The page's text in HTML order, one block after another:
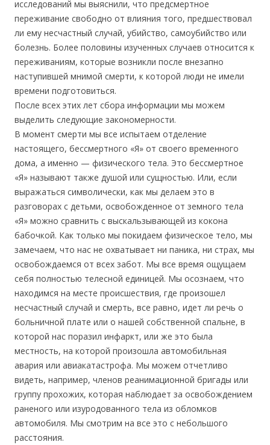
исследований мы выяснили, что предсмертное
переживание свободно от влияния того, предшествовал
ли ему несчастный случай, убийство, самоубийство или
болезнь. Более половины изученных случаев относится к
переживаниям, которые возникли после внезапно
наступившей мнимой смерти, к которой люди не имели
времени подготовиться.
После всех этих лет сбора информации мы можем
выделить следующие закономерности.
В момент смерти мы все испытаем отделение
настоящего, бессмертного «Я» от своего временного
дома, а именно — физического тела. Это бессмертное
«Я» называют также душой или сущностью. Или, если
выражаться символически, как мы делаем это в
разговорах с детьми, освобожденное от земного тела
«Я» можно сравнить с выскальзывающей из кокона
бабочкой. Как только мы покидаем физическое тело, мы
замечаем, что нас не охватывает ни паника, ни страх, мы
освобождаемся от всех забот. Мы все время ощущаем
себя полностью телесной единицей. Мы осознаем, что
находимся на месте происшествия, где произошел
несчастный случай и смерть, все равно, идет ли речь о
больничной плате или о нашей собственной спальне, в
которой нас поразил инфаркт, или же это была
местность, на которой произошла автомобильная
авария или авиакатастрофа. Мы можем отчетливо
видеть, например, членов реанимационной бригады или
группу прохожих, которая наблюдает за освобождением
раненого или изуродованного тела из обломков
автомобиля. Мы смотрим на все это с небольшого
расстояния.